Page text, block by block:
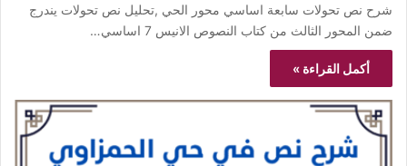
شرح نص تحولات سابعة اساسي محور الحي ,تحليل نص تحولات يندرج
ضمن المحور الثالث من كتاب النصوص الانيس 7 اساسي…
أكمل القراءة »